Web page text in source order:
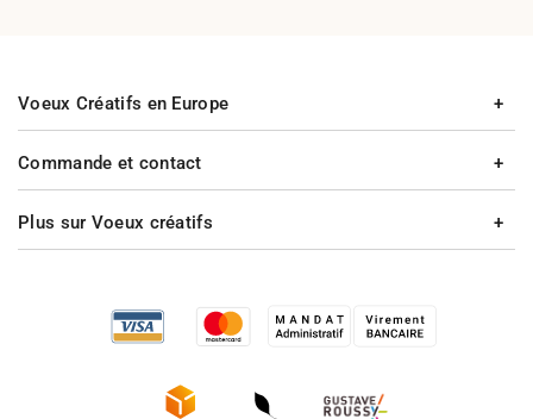
Commande et contact
Plus sur Voeux créatifs
Voeux Créatifs en Europe